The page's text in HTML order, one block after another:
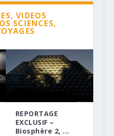
VIDEOS
SCIENCES,
REPORTAGE
EXCLUSIF –
Biosphère 2, ...